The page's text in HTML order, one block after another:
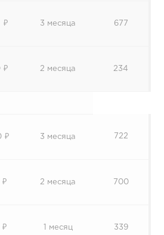
₽ 3 месяца 677
₽ 2 месяца 234
₽ 3 месяца 722
₽ 2 месяца 700
₽ 1 месяц 339